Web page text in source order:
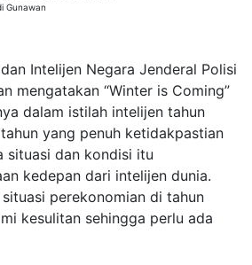
Gunawan
Intelijen Negara Jenderal Polisi
mengatakan “Winter is Coming”
dalam istilah intelijen tahun
yang penuh ketidakpastian
situasi dan kondisi itu
kedepan dari intelijen dunia.
perekonomian di tahun
kesulitan sehingga perlu ada